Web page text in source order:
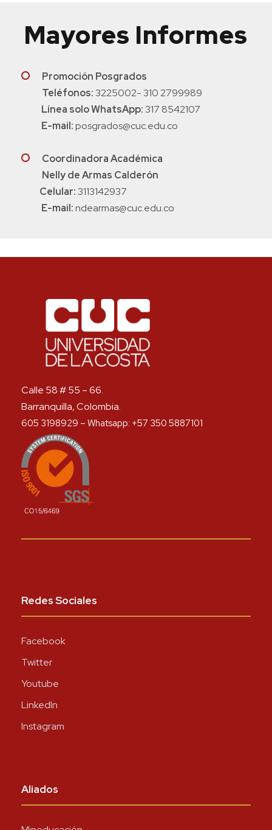
Mayores Informes
Promoción Posgrados
Teléfonos:3225002- 310 2799989
Línea solo WhatsApp:317 8542107
E-mail:posgrados@cuc.edu.co
Coordinadora Académica
Nelly de Armas Calderón
Celular:3113142937
E-mail:ndearmas@cuc.edu.co
Calle 58 # 55 – 66.
Barranquilla, Colombia.
605 3198929 – Whatsapp: +57 350 5887101
Redes Sociales
Facebook
Twitter
Youtube
LinkedIn
Instagram
Aliados